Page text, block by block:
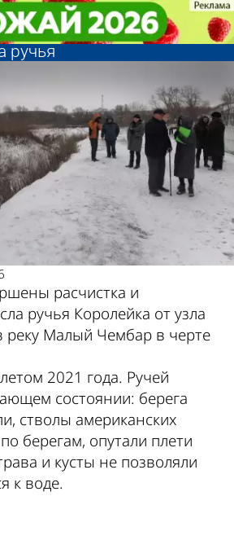
области
2,6 км заросшего
ручья
расчистка и
ручья Королейка от узла
реку Малый Чембар в черте
летом 2021 года. Ручей
состоянии: берега
стволы американских
берегам, опутали плети
и кусты не позволяли
к воде.
области
2,6 км заросшего
ручья
новости
и курсы
Пензе